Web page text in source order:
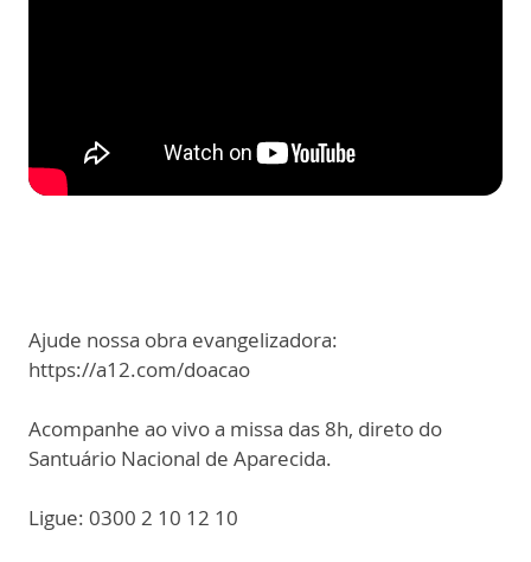
Ajude nossa obra evangelizadora:
https://a12.com/doacao
Acompanhe ao vivo a missa das 8h, direto do
Santuário Nacional de Aparecida.
Ligue: 0300 2 10 12 10